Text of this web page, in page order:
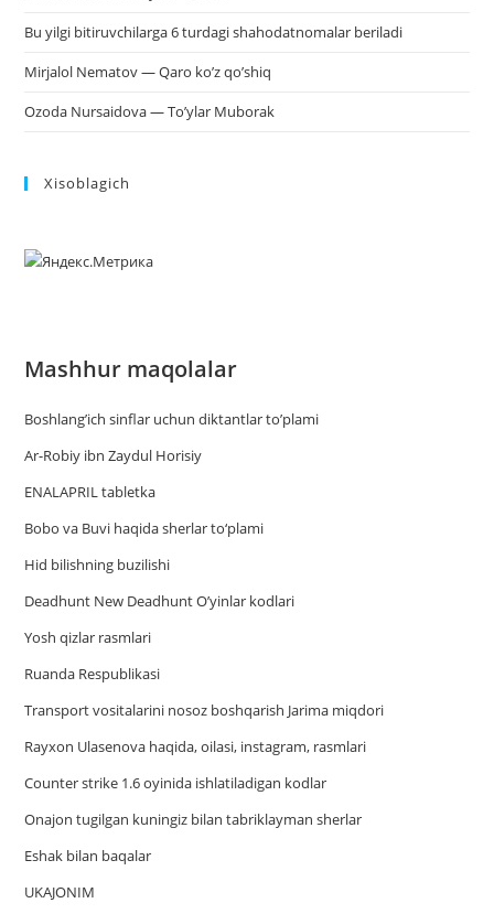
Bu yilgi bitiruvchilarga 6 turdagi shahodatnomalar beriladi
Mirjalol Nematov — Qaro ko’z qo’shiq
Ozoda Nursaidova — To’ylar Muborak
Xisoblagich
Mashhur maqolalar
Boshlang’ich sinflar uchun diktantlar to’plami
Ar-Robiy ibn Zaydul Horisiy
ENALAPRIL tabletka
Bobo va Buvi haqida sherlar to‘plami
Hid bilishning buzilishi
Deadhunt New Deadhunt O’yinlar kodlari
Yosh qizlar rasmlari
Ruanda Respublikasi
Trаnsport vositаlаrini nosoz boshqаrish Jаrimа miqdori
Rayxon Ulasenova haqida, oilasi, instagram, rasmlari
Counter strike 1.6 oyinida ishlatiladigan kodlar
Onajon tugilgan kuningiz bilan tabriklayman sherlar
Eshak bilan baqalar
UKAJONIM